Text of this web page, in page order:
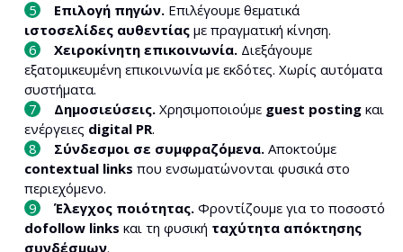
Επιλογή πηγών. Επιλέγουμε θεματικά
ιστοσελίδες αυθεντίας με πραγματική κίνηση.
Χειροκίνητη επικοινωνία. Διεξάγουμε
εξατομικευμένη επικοινωνία με εκδότες. Χωρίς αυτόματα
συστήματα.
Δημοσιεύσεις. Χρησιμοποιούμε guest posting και
ενέργειες digital PR.
Σύνδεσμοι σε συμφραζόμενα. Αποκτούμε
contextual links που ενσωματώνονται φυσικά στο
περιεχόμενο.
Έλεγχος ποιότητας. Φροντίζουμε για το ποσοστό
dofollow links και τη φυσική ταχύτητα απόκτησης
συνδέσμων.